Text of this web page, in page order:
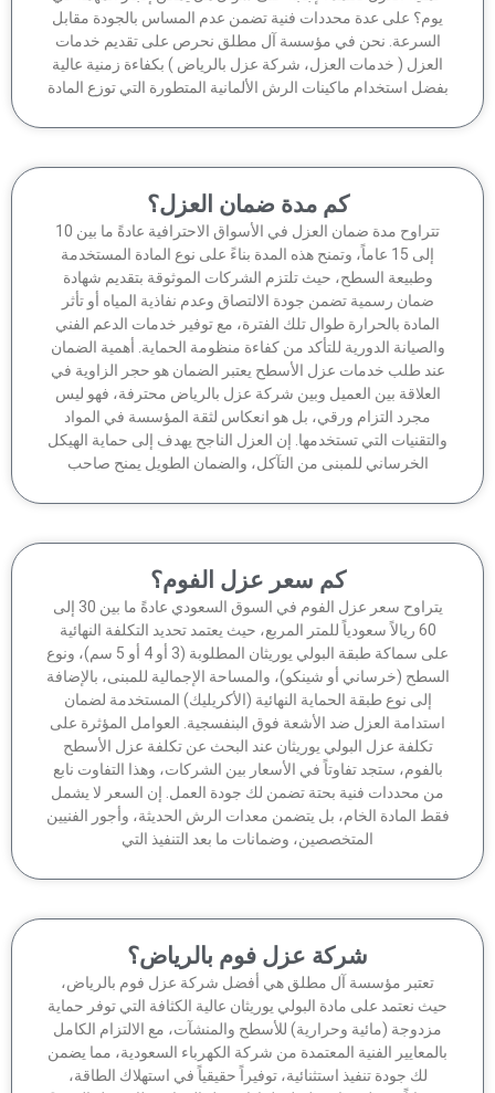
على عدة محددات فنية تضمن عدم المساس بالجودة مقابل
نحن في مؤسسة آل مطلق نحرص على تقديم خدمات
( خدمات العزل، شركة عزل بالرياض ) بكفاءة زمنية عالية
استخدام ماكينات الرش الألمانية المتطورة التي توزع المادة
كم مدة ضمان العزل؟
تتراوح مدة ضمان العزل في الأسواق الاحترافية عادةً ما بين 10
إلى 15 عاماً، وتمنح هذه المدة بناءً على نوع المادة المستخدمة
وطبيعة السطح، حيث تلتزم الشركات الموثوقة بتقديم شهادة
ضمان رسمية تضمن جودة الالتصاق وعدم نفاذية المياه أو تأثر
المادة بالحرارة طوال تلك الفترة، مع توفير خدمات الدعم الفني
الدورية للتأكد من كفاءة منظومة الحماية. أهمية الضمان
طلب خدمات عزل الأسطح يعتبر الضمان هو حجر الزاوية في
بين العميل وبين شركة عزل بالرياض محترفة، فهو ليس
مجرد التزام ورقي، بل هو انعكاس لثقة المؤسسة في المواد
التي تستخدمها. إن العزل الناجح يهدف إلى حماية الهيكل
الخرساني للمبنى من التآكل، والضمان الطويل يمنح صاحب
كم سعر عزل الفوم؟
يتراوح سعر عزل الفوم في السوق السعودي عادةً ما بين 30 إلى
60 ريالاً سعودياً للمتر المربع، حيث يعتمد تحديد التكلفة النهائية
على سماكة طبقة البولي يوريثان المطلوبة (3 أو 4 أو 5 سم)، ونوع
(خرساني أو شينكو)، والمساحة الإجمالية للمبنى، بالإضافة
إلى نوع طبقة الحماية النهائية (الأكريليك) المستخدمة لضمان
العزل ضد الأشعة فوق البنفسجية. العوامل المؤثرة على
تكلفة عزل البولي يوريثان عند البحث عن تكلفة عزل الأسطح
ستجد تفاوتاً في الأسعار بين الشركات، وهذا التفاوت نابع
محددات فنية بحتة تضمن لك جودة العمل. إن السعر لا يشمل
المادة الخام، بل يتضمن معدات الرش الحديثة، وأجور الفنيين
المتخصصين، وضمانات ما بعد التنفيذ التي
شركة عزل فوم بالرياض؟
تعتبر مؤسسة آل مطلق هي أفضل شركة عزل فوم بالرياض،
نعتمد على مادة البولي يوريثان عالية الكثافة التي توفر حماية
(مائية وحرارية) للأسطح والمنشآت، مع الالتزام الكامل
الفنية المعتمدة من شركة الكهرباء السعودية، مما يضمن
لك جودة تنفيذ استثنائية، توفيراً حقيقياً في استهلاك الطاقة،